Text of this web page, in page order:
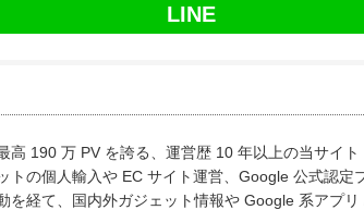
LINE
高 190 万 PV を誇る、運営歴 10 年以上の当サイト
トの個人輸入や EC サイト運営、Google 公式認定
を経て、国内外ガジェット情報や Google 系アプ